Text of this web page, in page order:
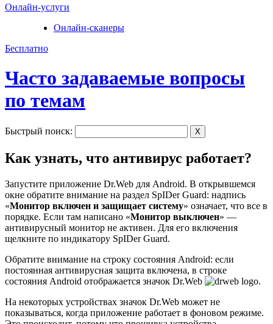
Онлайн-услуги
Онлайн-сканеры
Бесплатно
Часто задаваемые вопросы
по темам
Быстрый поиск: X
Как узнать, что антивирус работает?
Запустите приложение Dr.Web для Android. В открывшемся
окне обратите внимание на раздел SpIDer Guard: надпись
«Монитор включен и защищает систему» означает, что все в
порядке. Если там написано «Монитор выключен» —
антивирусный монитор не активен. Для его включения
щелкните по индикатору SpIDer Guard.
Обратите внимание на строку состояния Android: если
постоянная антивирусная защита включена, в строке
состояния Android отображается значок Dr.Web
.
На некоторых устройствах значок Dr.Web может не
показываться, когда приложение работает в фоновом режиме.